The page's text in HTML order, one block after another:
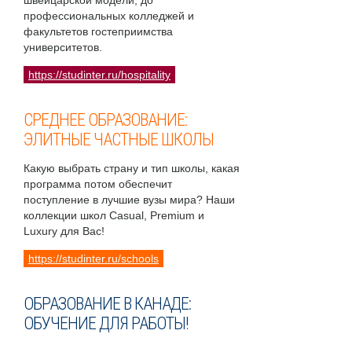
профессиональных колледжей и
факультетов гостеприимства
университетов.
https://studinter.ru/hospitality
СРЕДНЕЕ ОБРАЗОВАНИЕ:
ЭЛИТНЫЕ ЧАСТНЫЕ ШКОЛЫ
Какую выбрать страну и тип школы, какая
программа потом обеспечит
поступление в лучшие вузы мира? Наши
коллекции школ Casual, Premium и
Luxury для Вас!
https://studinter.ru/schools
ОБРАЗОВАНИЕ В КАНАДЕ:
ОБУЧЕНИЕ ДЛЯ РАБОТЫ!